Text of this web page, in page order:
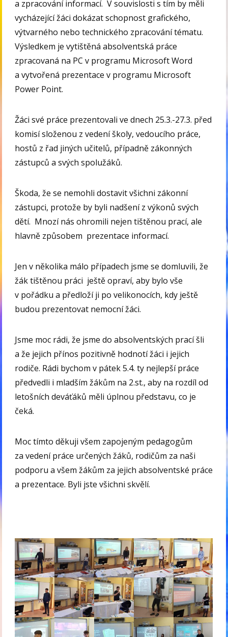
a zpracování informací. V souvislosti s tím by měli
vycházející žáci dokázat schopnost grafického,
výtvarného nebo technického zpracování tématu.
Výsledkem je vytištěná absolventská práce
zpracovaná na PC v programu Microsoft Word
a vytvořená prezentace v programu Microsoft
Power Point.
Žáci své práce prezentovali ve dnech 25.3.-27.3. před
komisí složenou z vedení školy, vedoucího práce,
hostů z řad jiných učitelů, případně zákonných
zástupců a svých spolužáků.
Škoda, že se nemohli dostavit všichni zákonní
zástupci, protože by byli nadšení z výkonů svých
dětí. Mnozí nás ohromili nejen tištěnou prací, ale
hlavně způsobem prezentace informací.
Jen v několika málo případech jsme se domluvili, že
žák tištěnou práci ještě opraví, aby bylo vše
v pořádku a předloží ji po velikonocích, kdy ještě
budou prezentovat nemocní žáci.
Jsme moc rádi, že jsme do absolventských prací šli
a že jejich přínos pozitivně hodnotí žáci i jejich
rodiče. Rádi bychom v pátek 5.4. ty nejlepší práce
předvedli i mladším žákům na 2.st., aby na rozdíl od
letošních deváťáků měli úplnou představu, co je
čeká.
Moc tímto děkuji všem zapojeným pedagogům
za vedení práce určených žáků, rodičům za naši
podporu a všem žákům za jejich absolventské práce
a prezentace. Byli jste všichni skvělí.